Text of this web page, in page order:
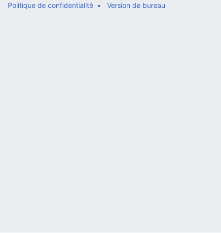
Politique de confidentialité Version de bureau